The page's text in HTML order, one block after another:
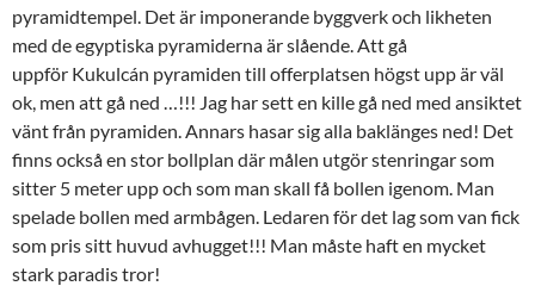
pyramidtempel. Det är imponerande byggverk och likheten
med de egyptiska pyramiderna är slående. Att gå
uppför Kukulcán pyramiden till offerplatsen högst upp är väl
ok, men att gå ned …!!! Jag har sett en kille gå ned med ansiktet
vänt från pyramiden. Annars hasar sig alla baklänges ned! Det
finns också en stor bollplan där målen utgör stenringar som
sitter 5 meter upp och som man skall få bollen igenom. Man
spelade bollen med armbågen. Ledaren för det lag som van fick
som pris sitt huvud avhugget!!! Man måste haft en mycket
stark paradis tror!